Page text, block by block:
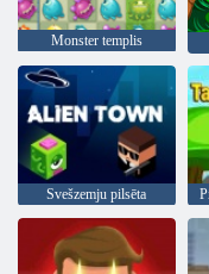
Monster templis
Svešzemju pilsēta